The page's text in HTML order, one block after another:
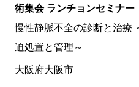
術集会 ランチョンセミナー
慢性静脈不全の診断と治療
迫処置と管理～
大阪府大阪市